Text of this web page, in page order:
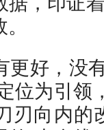
更好，没
位为引领
刃向内的